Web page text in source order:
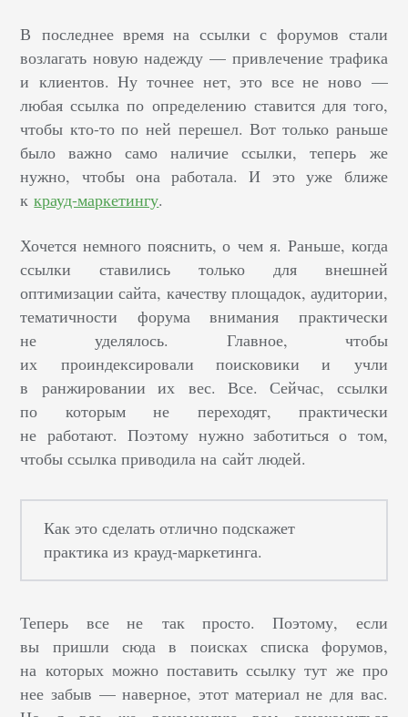
В последнее время на ссылки с форумов стали
возлагать новую надежду — привлечение трафика
и клиентов. Ну точнее нет, это все не ново —
любая ссылка по определению ставится для того,
чтобы кто-то по ней перешел. Вот только раньше
было важно само наличие ссылки, теперь же
нужно, чтобы она работала. И это уже ближе
ккрауд-маркетингу.
Хочется немного пояснить, о чем я. Раньше, когда
ссылки ставились только для внешней
оптимизации сайта, качеству площадок, аудитории,
тематичности форума внимания практически
не уделялось. Главное, чтобы
их проиндексировали поисковики и учли
в ранжировании их вес. Все. Сейчас, ссылки
по которым не переходят, практически
не работают. Поэтому нужно заботиться о том,
чтобы ссылка приводила на сайт людей.
Как это сделать отлично подскажет
практика из крауд-маркетинга.
Теперь все не так просто. Поэтому, если
вы пришли сюда в поисках списка форумов,
на которых можно поставить ссылку тут же про
нее забыв — наверное, этот материал не для вас.